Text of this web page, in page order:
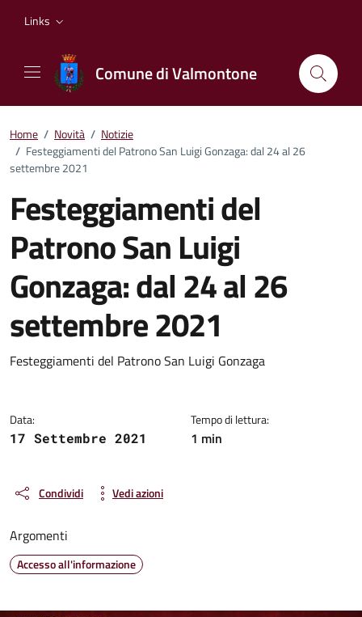
Links
Comune di Valmontone
Home / Novità / Notizie
/ Festeggiamenti del Patrono San Luigi Gonzaga: dal 24 al 26
settembre 2021
Festeggiamenti del
Patrono San Luigi
Gonzaga: dal 24 al 26
settembre 2021
Dettagli della notizia
Festeggiamenti del Patrono San Luigi Gonzaga
Data:
17 Settembre 2021
Tempo di lettura:
1 min
Condividi Vedi azioni
Argomenti
Accesso all'informazione